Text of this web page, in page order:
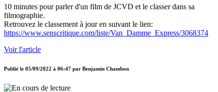
10 minutes pour parler d'un film de JCVD et le classer dans sa
filmographie.
Retrouvez le classement à jour en suivant le lien:
https://www.senscritique.com/liste/Van_Damme_Express/3068374
Voir l'article
Publié le 05/09/2022 à 06:47 par Benjamin Chambon